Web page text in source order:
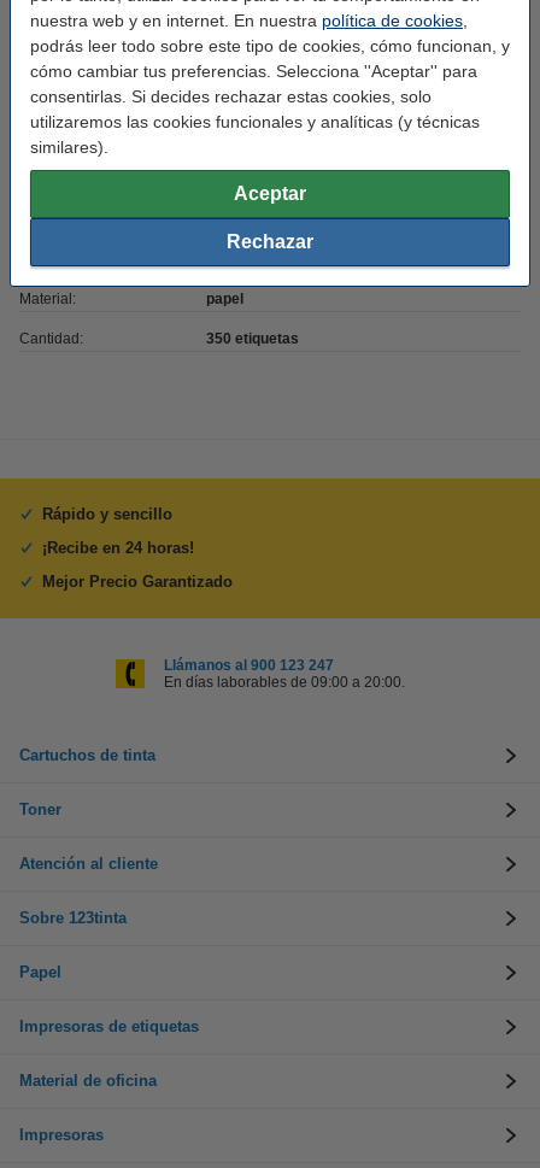
nuestra web y en internet. En nuestra política de cookies
podrás leer todo sobre este tipo de cookies, cómo funcionan, y
cómo cambiar tus preferencias. Selecciona ''Aceptar'' para
consentirlas. Si decides rechazar estas cookies, solo
utilizaremos las cookies funcionales y analíticas (y técnicas
similares).
Aceptar
Rechazar
Características
Marca:
Medidas: 152 x 102 mm (LxAn)
Material: papel
Cantidad: 350 etiquetas
Rápido y sencillo
¡Recibe en 24 horas!
Mejor Precio Garantizado
Llámanos al 900 123 247
En días laborables de 09:00 a 20:00.
Cartuchos de tinta
Toner
Atención al cliente
Sobre 123tinta
Papel
Impresoras de etiquetas
Material de oficina
Impresoras